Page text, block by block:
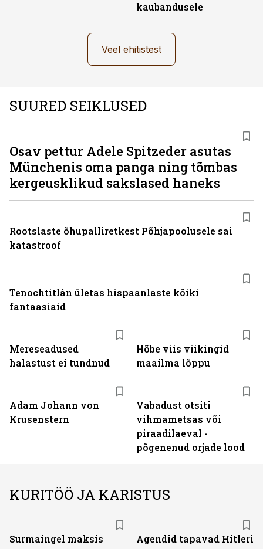
kaubandusele
Veel ehitistest
SUURED SEIKLUSED
Mereseadused
halastust ei tundnud
Hõbe viis viikingid
maailma lõppu
Adam Johann von
Krusenstern
Vabadust otsiti
vihmametsas või
piraadilaeval -
põgenenud orjade lood
Osav pettur Adele Spitzeder asutas
Münchenis oma panga ning tõmbas
kergeusklikud sakslased haneks
Rootslaste õhupalliretkest Põhjapoolusele sai
katastroof
Tenochtitlán ületas hispaanlaste kõiki
fantaasiaid
KURITÖÖ JA KARISTUS
Surmaingel maksis
Agendid tapavad Hitleri